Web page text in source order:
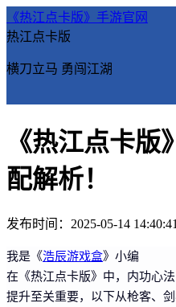
《热江点卡版》手游官网
热江点卡版
横刀立马 勇闯江湖
《热江点卡
配解析！
发布时间：2025-05-14 14:40:41
我是《浩辰游戏盒》小编
在《热江点卡版》中，内功心
提升至关重要，以下从枪客、